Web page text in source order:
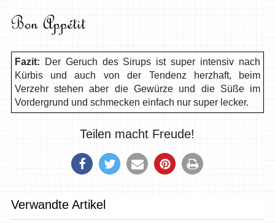
Fazit: Der Geruch des Sirups ist super intensiv nach
Kürbis und auch von der Tendenz herzhaft, beim
Verzehr stehen aber die Gewürze und die Süße im
Vordergrund und schmecken einfach nur super lecker.
Teilen macht Freude!
Verwandte Artikel